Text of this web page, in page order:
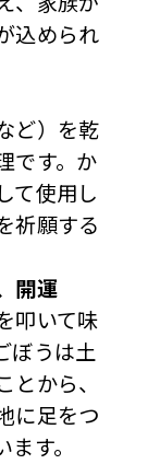
込められ
ど）を乾
です。か
て使用し
祈願する
開運
叩いて味
ぼうは土
から、
に足をつ
す。